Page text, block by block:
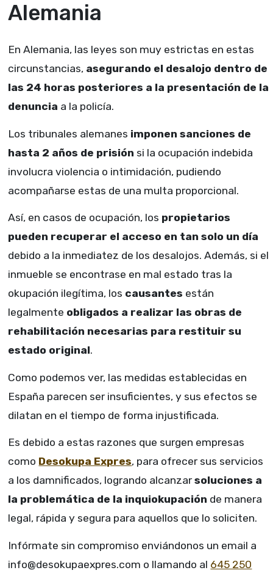
Alemania
En Alemania, las leyes son muy estrictas en estas
circunstancias, asegurando el desalojo dentro de
las 24 horas posteriores a la presentación de la
denuncia a la policía.
Los tribunales alemanes imponen sanciones de
hasta 2 años de prisión si la ocupación indebida
involucra violencia o intimidación, pudiendo
acompañarse estas de una multa proporcional.
Así, en casos de ocupación, los propietarios
pueden recuperar el acceso en tan solo un día
debido a la inmediatez de los desalojos. Además, si el
inmueble se encontrase en mal estado tras la
okupación ilegítima, los causantes están
legalmente obligados a realizar las obras de
rehabilitación necesarias para restituir su
estado original.
Como podemos ver, las medidas establecidas en
España parecen ser insuficientes, y sus efectos se
dilatan en el tiempo de forma injustificada.
Es debido a estas razones que surgen empresas
como Desokupa Expres, para ofrecer sus servicios
a los damnificados, logrando alcanzarsoluciones a
la problemática de la inquiokupación de manera
legal, rápida y segura para aquellos que lo soliciten.
Infórmate sin compromiso enviándonos un email a
info@desokupaexpres.com o llamando al 645 250